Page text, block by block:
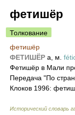
фетишёр
Толкование
фетишёр
ФЕТИШЁР а, м.
Фетишёр в Мали
Передача "По
Клоков 1996:
Исторический словарь